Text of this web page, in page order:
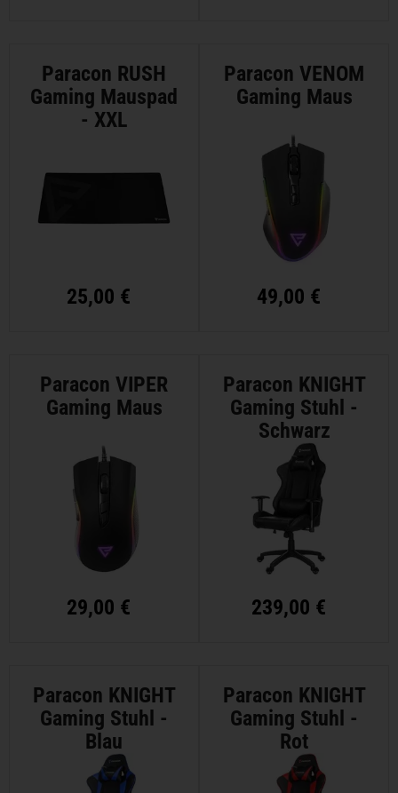
Paracon RUSH
Gaming Mauspad
- XXL
25,00 €
Paracon VENOM
Gaming Maus
49,00 €
Paracon VIPER
Gaming Maus
29,00 €
Paracon KNIGHT
Gaming Stuhl -
Schwarz
239,00 €
Paracon KNIGHT
Gaming Stuhl -
Blau
Paracon KNIGHT
Gaming Stuhl -
Rot